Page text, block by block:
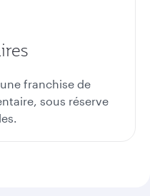
franchise de
sous réserve